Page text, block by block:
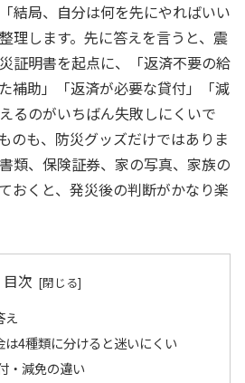
結局、自分は何を先にやればいい
理します。先に答えを言うと、震
証明書を起点に、「返済不要の給
補助」「返済が必要な貸付」「減
るのがいちばん失敗しにくいで
のも、防災グッズだけではありま
類、保険証券、家の写真、家族の
おくと、発災後の判断がかなり楽
目次
え
4種類に分けると迷いにくい
・減免の違い